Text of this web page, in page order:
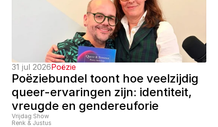
31 jul 2026Poëzie
Poëziebundel toont hoe veelzijdig
queer-ervaringen zijn: identiteit,
vreugde en gendereuforie
Vrijdag Show
Renk & Justus